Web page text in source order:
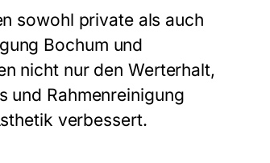
sowohl private als auch
Bochum und
nicht nur den Werterhalt,
und Rahmenreinigung
verbessert.